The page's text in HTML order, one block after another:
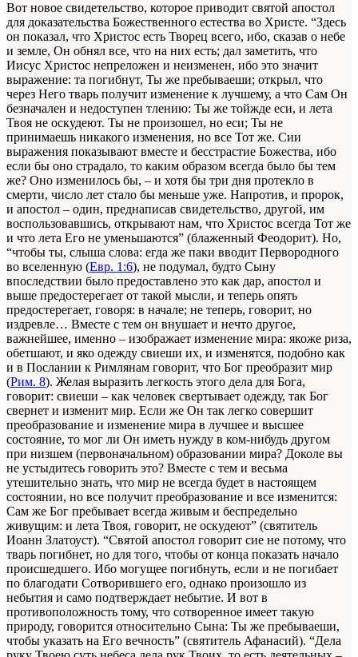
Вот новое свидетельство, которое приводит святой апостол
для доказательства Божественного естества во Христе. “Здесь
он показал, что Христос есть Творец всего, ибо, сказав о небе
и земле, Он обнял все, что на них есть; дал заметить, что
Иисус Христос непреложен и неизменен, ибо это значит
выражение: та погибнут, Ты же пребываеши; открыл, что
через Него тварь получит изменение к лучшему, а что Сам Он
безначален и недоступен тлению: Ты же тойжде еси, и лета
Твоя не оскудеют. Ты не произошел, но еси; Ты не
принимаешь никакого изменения, но все Тот же. Сии
выражения показывают вместе и бесстрастие Божества, ибо
если бы оно страдало, то каким образом всегда было бы тем
же? Оно изменилось бы, – и хотя бы три дня протекло в
смерти, число лет стало бы меньше уже. Напротив, и пророк,
и апостол – один, преднаписав свидетельство, другой, им
воспользовавшись, открывают нам, что Христос всегда Тот же
и что лета Его не уменьшаются” (блаженный Феодорит). Но,
“чтобы ты, слыша слова: егда же паки вводит Первородного
во вселенную (Евр. 1:6), не подумал, будто Сыну
впоследствии было предоставлено это как дар, апостол и
выше предостерегает от такой мысли, и теперь опять
предостерегает, говоря: в начале; не теперь, говорит, но
издревле… Вместе с тем он внушает и нечто другое,
важнейшее, именно – изображает изменение мира: якоже риза,
обетшают, и яко одежду свиеши их, и изменятся, подобно как
и в Послании к Римлянам говорит, что Бог преобразит мир
(Рим. 8). Желая выразить легкость этого дела для Бога,
говорит: свиеши – как человек свертывает одежду, так Бог
свернет и изменит мир. Если же Он так легко совершит
преобразование и изменение мира в лучшее и высшее
состояние, то мог ли Он иметь нужду в ком-нибудь другом
при низшем (первоначальном) образовании мира? Доколе вы
не устыдитесь говорить это? Вместе с тем и весьма
утешительно знать, что мир не всегда будет в настоящем
состоянии, но все получит преобразование и все изменится:
Сам же Бог пребывает всегда живым и беспредельно
живущим: и лета Твоя, говорит, не оскудеют” (святитель
Иоанн Златоуст). “Святой апостол говорит сие не потому, что
тварь погибнет, но для того, чтобы от конца показать начало
происшедшего. Ибо могущее погибнуть, если и не погибает
по благодати Сотворившего его, однако произошло из
небытия и само подтверждает небытие. И вот в
противоположность тому, что сотворенное имеет такую
природу, говорится относительно Сына: Ты же пребываеши,
чтобы указать на Его вечность” (святитель Афанасий). “Дела